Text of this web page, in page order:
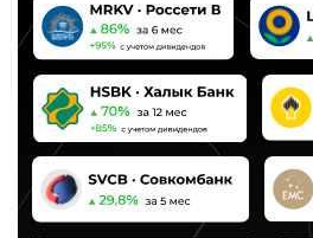
НАША
КОМАНДА